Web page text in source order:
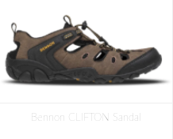
Bennon CLIFTON Sandal